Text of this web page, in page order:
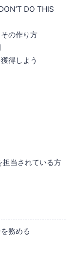
DO THIS
の作り方
得しよう
担当されている方
務める